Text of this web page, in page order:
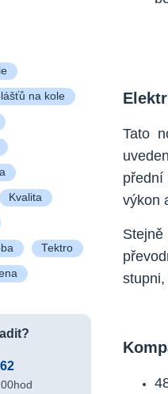
na kole
Kvalita
Tektro
Tato
přední
výkon